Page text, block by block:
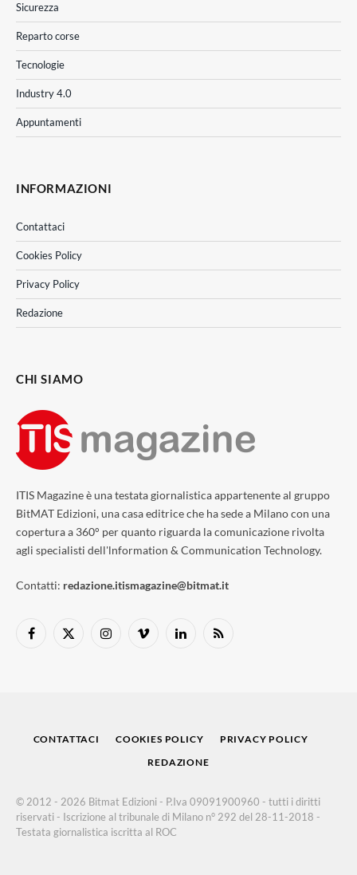
Sicurezza
Reparto corse
Tecnologie
Industry 4.0
Appuntamenti
INFORMAZIONI
Contattaci
Cookies Policy
Privacy Policy
Redazione
CHI SIAMO
ITIS Magazine è una testata giornalistica appartenente al gruppo
BitMAT Edizioni, una casa editrice che ha sede a Milano con una
copertura a 360° per quanto riguarda la comunicazione rivolta
agli specialisti dell'lnformation & Communication Technology.
Contatti: redazione.itismagazine@bitmat.it
Facebook
X
InstagramVimeo LinkedInRSS
CONTATTACI COOKIES POLICY
PRIVACY POLICY
REDAZIONE
© 2012 - 2026 Bitmat Edizioni - P.Iva 09091900960 - tutti i diritti
riservati - Iscrizione al tribunale di Milano n° 292 del 28-11-2018 -
Testata giornalistica iscritta al ROC